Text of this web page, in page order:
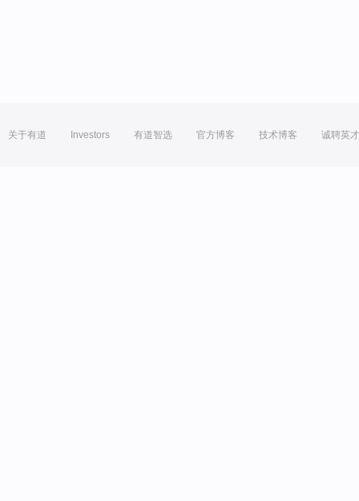
关于有道 Investors 有道智选 官方博客 技术博客 诚聘英才